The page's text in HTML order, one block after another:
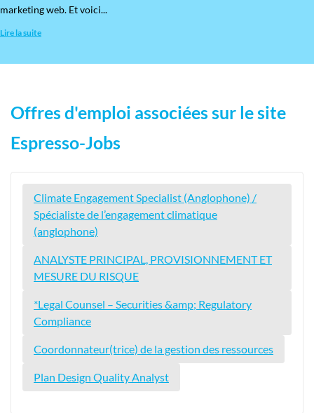
marketing web. Et voici...
Lire la suite
Offres d'emploi associées sur le site
Espresso-Jobs
Climate Engagement Specialist (Anglophone) /
Spécialiste de l’engagement climatique
(anglophone)
ANALYSTE PRINCIPAL, PROVISIONNEMENT ET
MESURE DU RISQUE
*Legal Counsel – Securities &amp; Regulatory
Compliance
Coordonnateur(trice) de la gestion des ressources
Plan Design Quality Analyst